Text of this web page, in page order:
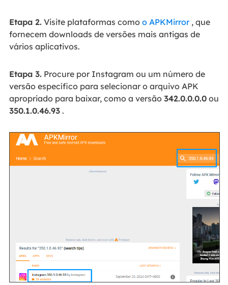
Etapa 2.Visite plataformas como o APKMirror, que
fornecem downloads de versões mais antigas de
vários aplicativos.
Etapa 3.Procure por Instagram ou um número de
versão específico para selecionar o arquivo APK
apropriado para baixar, como a versão 342.0.0.0.0ou
350.1.0.46.93.